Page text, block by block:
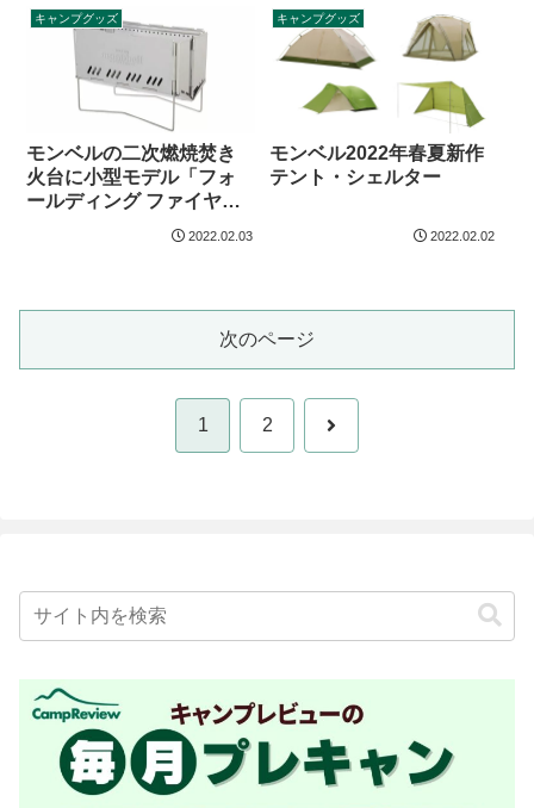
キャンプグッズ
モンベルの二次燃焼焚き
火台に小型モデル「フォ
ールディング ファイヤー
2022.02.03
キャンプグッズ
モンベル2022年春夏新作
テント・シェルター
2022.02.02
次のページ
1 2 次